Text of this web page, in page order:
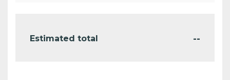
Estimated total --